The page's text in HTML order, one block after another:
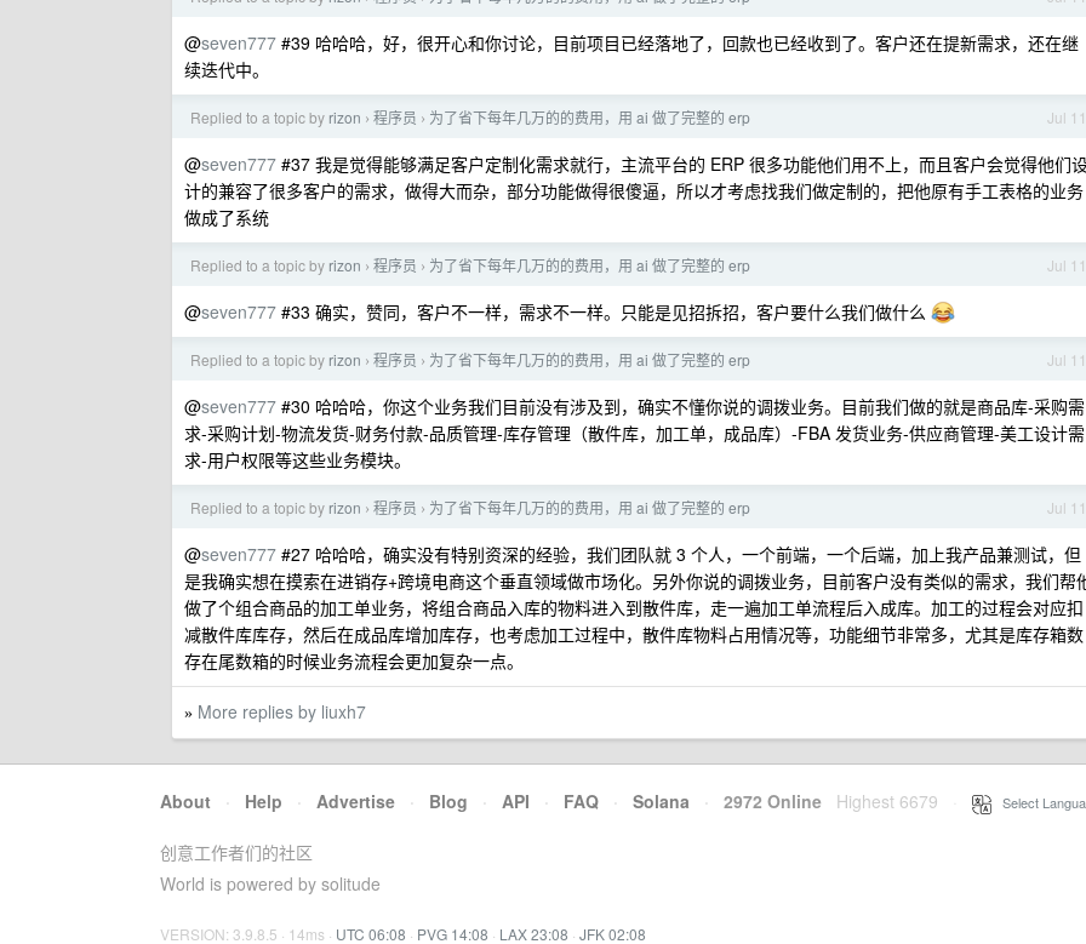
@seven777 #39 哈哈哈，好，很开心和你讨论，目前项目已经落地了，回款也已经收到了。客户还在提新需求，还在继
续迭代中。
Jul 11
Replied to a topic by rizon › 程序员 › 为了省下每年几万的的费用，用 ai 做了完整的 erp
@seven777 #37 我是觉得能够满足客户定制化需求就行，主流平台的 ERP 很多功能他们用不上，而且客户会觉得他们
计的兼容了很多客户的需求，做得大而杂，部分功能做得很傻逼，所以才考虑找我们做定制的，把他原有手工表格的业务
做成了系统
Jul 11
Replied to a topic by rizon › 程序员 › 为了省下每年几万的的费用，用 ai 做了完整的 erp
@seven777 #33 确实，赞同，客户不一样，需求不一样。只能是见招拆招，客户要什么我们做什么
Jul 11
Replied to a topic by rizon › 程序员 › 为了省下每年几万的的费用，用 ai 做了完整的 erp
@seven777 #30 哈哈哈，你这个业务我们目前没有涉及到，确实不懂你说的调拨业务。目前我们做的就是商品库-采购需
求-采购计划-物流发货-财务付款-品质管理-库存管理（散件库，加工单，成品库）-FBA 发货业务-供应商管理-美工设计需
求-用户权限等这些业务模块。
Jul 11
Replied to a topic by rizon › 程序员 › 为了省下每年几万的的费用，用 ai 做了完整的 erp
@seven777 #27 哈哈哈，确实没有特别资深的经验，我们团队就 3 个人，一个前端，一个后端，加上我产品兼测试，但
是我确实想在摸索在进销存+跨境电商这个垂直领域做市场化。另外你说的调拨业务，目前客户没有类似的需求，我们帮
做了个组合商品的加工单业务，将组合商品入库的物料进入到散件库，走一遍加工单流程后入成库。加工的过程会对应扣
减散件库库存，然后在成品库增加库存，也考虑加工过程中，散件库物料占用情况等，功能细节非常多，尤其是库存箱数
存在尾数箱的时候业务流程会更加复杂一点。
» More replies by liuxh7
About · Help · Advertise · Blog · API · FAQ · Solana · 2972 Online Highest 6679 Select
创意工作者们的社区
World is powered by solitude
VERSION: 3.9.8.5 · 14ms · UTC 06:08 · PVG 14:08 · LAX 23:08 · JFK 02:08